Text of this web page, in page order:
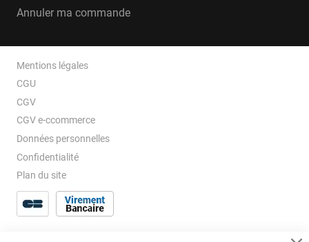
Annuler ma commande
Mentions légales
CGU
CGV
CGV e-ccommerce
Données personnelles
Confidentialité
Plan du site